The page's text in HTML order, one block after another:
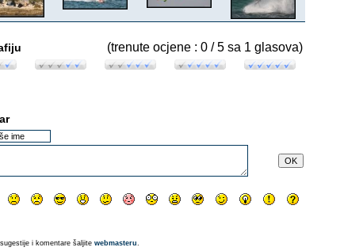
(trenute ocjene : 0 / 5 sa 1 glasova)
i komentare šaljite webmasteru